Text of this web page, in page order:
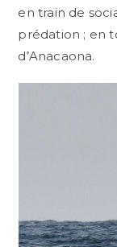
en train de
prédation ; en
d’Anacaona.